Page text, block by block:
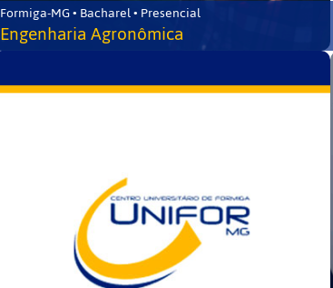
Formiga-MG • Bacharel • Presencial
Engenharia Agronômica